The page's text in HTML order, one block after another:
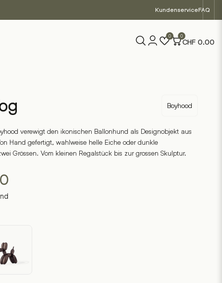
KundenserviceFAQ
0 0
CHF 0.00
Boyhood
verewigt den ikonischen Ballonhund als Designobjekt aus
Hand gefertigt, wahlweise helle Eiche oder dunkle
Grössen. Vom kleinen Regalstück bis zur grossen Skulptur.